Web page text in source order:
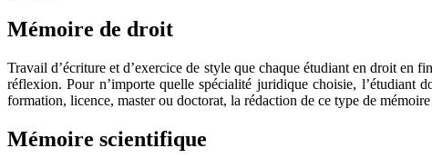
Mémoire de droit
Travail d’écriture et d’exercice de style que chaque étudiant en droit en
réflexion. Pour n’importe quelle spécialité juridique choisie, l’étudiant
formation, licence, master ou doctorat, la rédaction de ce type de
Mémoire scientifique